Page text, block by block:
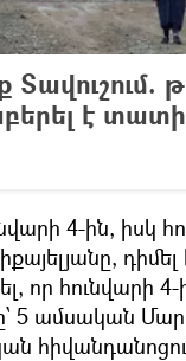
է
4-ին, իսկ
որ հունվարի
5 ամսական